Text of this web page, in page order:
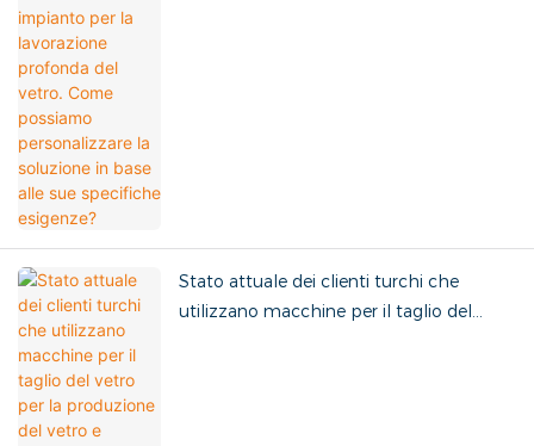
Stato attuale dei clienti turchi che
utilizzano macchine per il taglio del